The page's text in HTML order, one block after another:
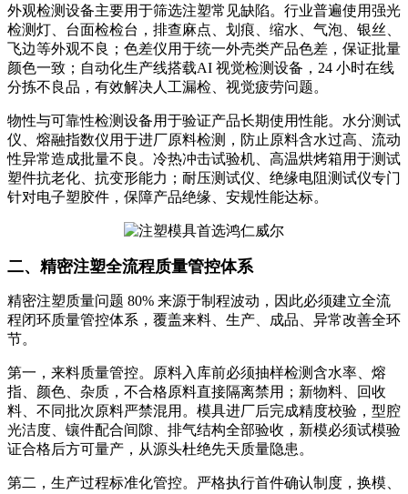
外观检测设备主要用于筛选注塑常见缺陷。行业普遍使用强光
检测灯、台面检检台，排查麻点、划痕、缩水、气泡、银丝、
飞边等外观不良；色差仪用于统一外壳类产品色差，保证批量
颜色一致；自动化生产线搭载AI 视觉检测设备，24 小时在线
分拣不良品，有效解决人工漏检、视觉疲劳问题。
物性与可靠性检测设备用于验证产品长期使用性能。水分测试
仪、熔融指数仪用于进厂原料检测，防止原料含水过高、流动
性异常造成批量不良。冷热冲击试验机、高温烘烤箱用于测试
塑件抗老化、抗变形能力；耐压测试仪、绝缘电阻测试仪专门
针对电子塑胶件，保障产品绝缘、安规性能达标。
二、精密注塑全流程质量管控体系
精密注塑质量问题 80% 来源于制程波动，因此必须建立全流
程闭环质量管控体系，覆盖来料、生产、成品、异常改善全环
节。
第一，来料质量管控。原料入库前必须抽样检测含水率、熔
指、颜色、杂质，不合格原料直接隔离禁用；新物料、回收
料、不同批次原料严禁混用。模具进厂后完成精度校验，型腔
光洁度、镶件配合间隙、排气结构全部验收，新模必须试模验
证合格后方可量产，从源头杜绝先天质量隐患。
第二，生产过程标准化管控。严格执行首件确认制度，换模、